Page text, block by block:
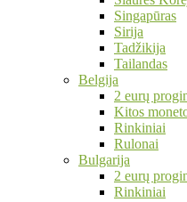
Singapūras
Sirija
Tadžikija
Tailandas
Belgija
2 eurų
Kitos
Rinkiniai
Rulonai
Bulgarija
2 eurų
Rinkiniai